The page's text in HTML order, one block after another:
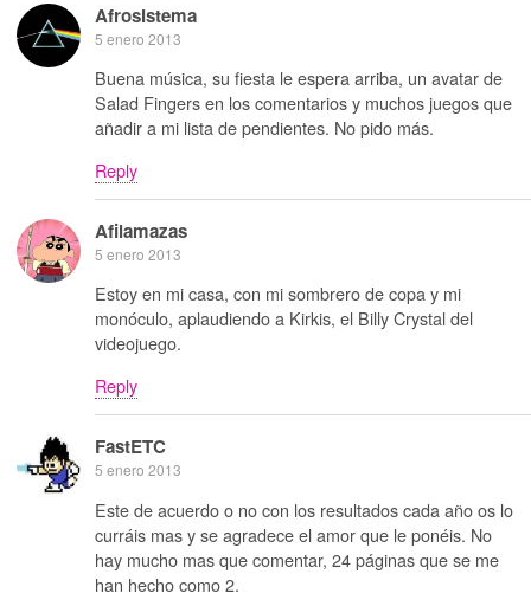
Afrosistema
5 enero 2013
Buena música, su fiesta le espera arriba, un avatar de
Salad Fingers en los comentarios y muchos juegos que
añadir a mi lista de pendientes. No pido más.
Reply
Afilamazas
5 enero 2013
Estoy en mi casa, con mi sombrero de copa y mi
monóculo, aplaudiendo a Kirkis, el Billy Crystal del
videojuego.
Reply
FastETC
5 enero 2013
Este de acuerdo o no con los resultados cada año os lo
curráis mas y se agradece el amor que le ponéis. No
hay mucho mas que comentar, 24 páginas que se me
han hecho como 2.